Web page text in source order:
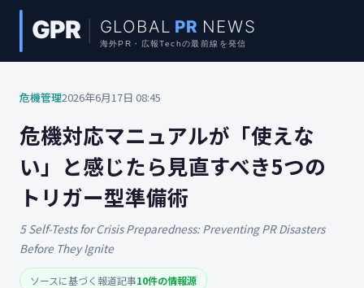
危機管理2026年6月17日 08:45
危機対応マニュアルが「使えな
い」と感じたら見直すべき5つの
トリガー型準備術
5 Self-Tests for Crisis Preparedness: Preventing PR Disasters
Before They Ignite
ソースに基づく報道記事10件の情報源